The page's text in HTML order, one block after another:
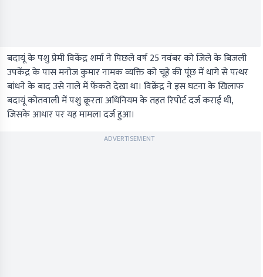
बदायूं के पशु प्रेमी विकेंद्र शर्मा ने पिछले वर्ष 25 नवंबर को जिले के बिजली
उपकेंद्र के पास मनोज कुमार नामक व्यक्ति को चूहे की पूंछ में धागे से पत्थर
बांधने के बाद उसे नाले में फेंकते देखा था। विक्रेंद्र ने इस घटना के खिलाफ
बदायूं कोतवाली में पशु क्रूरता अधिनियम के तहत रिपोर्ट दर्ज कराई थी,
जिसके आधार पर यह मामला दर्ज हुआ।
ADVERTISEMENT